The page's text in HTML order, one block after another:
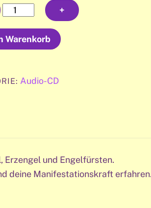
Audio-
CD
(deutsch)
|
auf
Menge
+
Warenkorb
Audio-CD
Erzengel und Engelfürsten.
deine Manifestationskraft